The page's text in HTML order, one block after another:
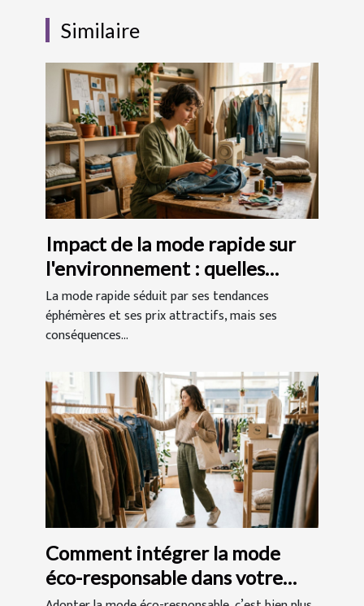
Similaire
Impact de la mode rapide sur
l'environnement : quelles
solutions ?
La mode rapide séduit par ses tendances
éphémères et ses prix attractifs, mais ses
conséquences...
Comment intégrer la mode
éco-responsable dans votre